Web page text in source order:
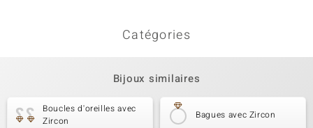
Catégories
Bijoux similaires
Boucles d'oreilles avec
Zircon
Bagues avec Zircon